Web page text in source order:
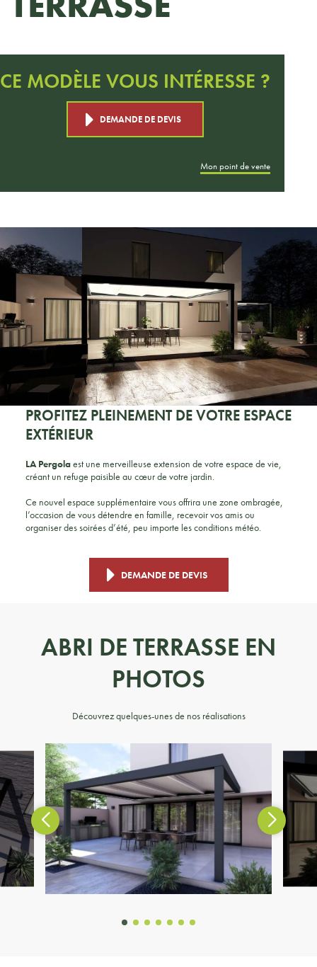
CE MODÈLE VOUS INTÉRESSE ?
DEMANDE DE DEVIS
Mon point de vente
PROFITEZ PLEINEMENT DE VOTRE ESPACE
EXTÉRIEUR
LA Pergolaest une merveilleuse extension de votre espace de vie,
créant un refuge paisible au cœur de votre jardin.
Ce nouvel espace supplémentaire vous offrira une zone ombragée,
l’occasion de vous détendre en famille, recevoir vos amis ou
organiser des soirées d’été, peu importe les conditions météo.
DEMANDE DE DEVIS
ABRI DE TERRASSE EN
PHOTOS
Découvrez quelques-unes de nos réalisations